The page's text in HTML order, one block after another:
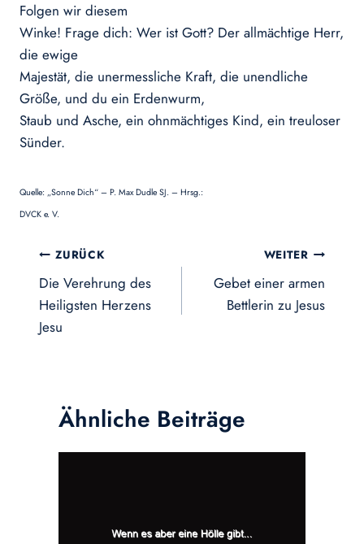
Folgen wir diesem
Winke! Frage dich: Wer ist Gott? Der allmächtige Herr,
die ewige
Majestät, die unermessliche Kraft, die unendliche
Größe, und du ein Erdenwurm,
Staub und Asche, ein ohnmächtiges Kind, ein treuloser
Sünder.
Quelle: „Sonne Dich“ – P. Max Dudle SJ. – Hrsg.:
DVCK e. V.
Beitragsnavigation
ZURÜCK
Die Verehrung des
Heiligsten Herzens
Jesu
WEITER
Gebet einer armen
Bettlerin zu Jesus
Ähnliche Beiträge